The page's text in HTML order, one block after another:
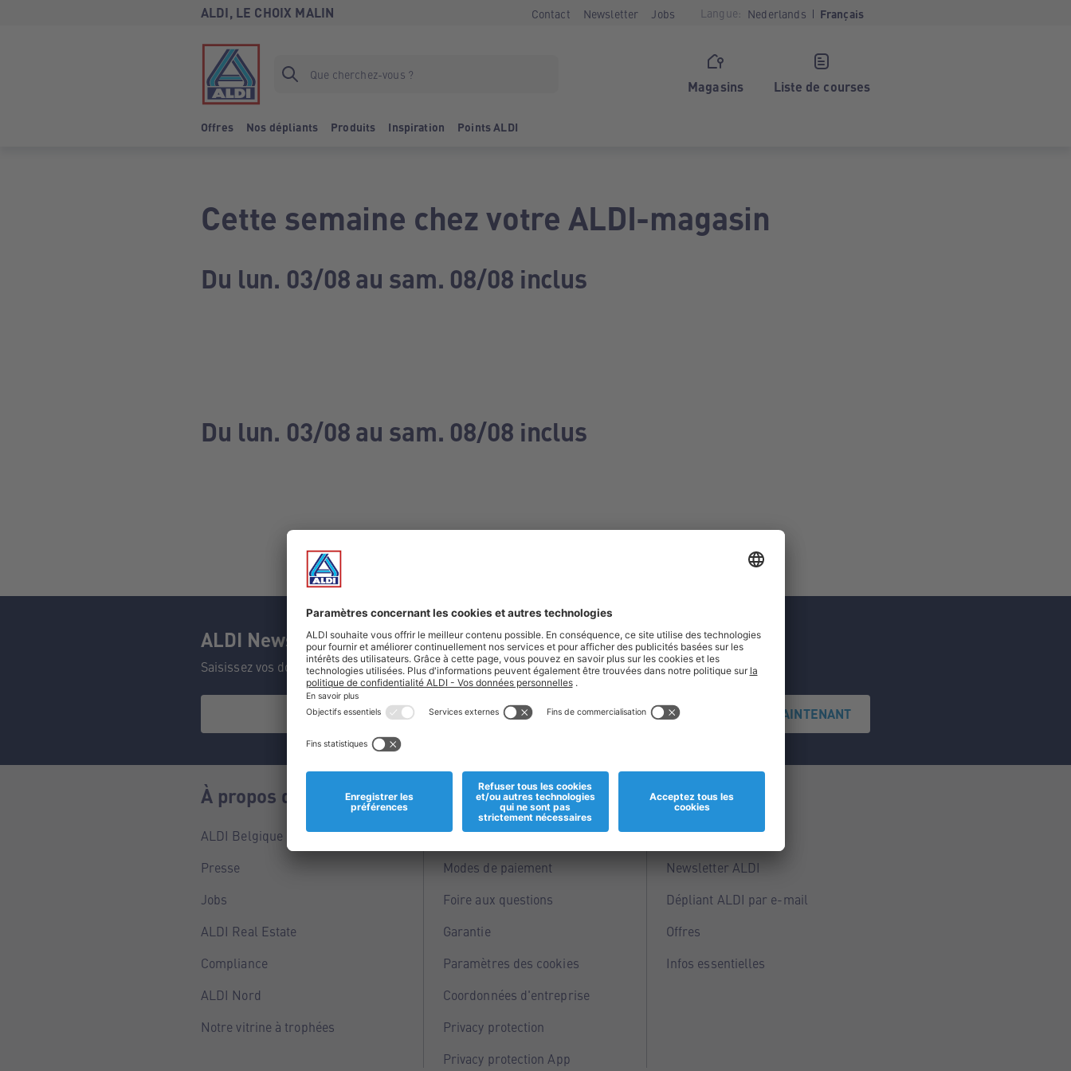
ALDI, LE CHOIX MALIN Contact Newsletter Jobs Langue: Nederlands Français
Magasins Liste de courses
Offres Nos dépliants Produits Inspiration Points ALDI
Cette semaine chez votre ALDI-magasin
Du lun. 03/08 au sam. 08/08 inclus
Du lun. 03/08 au sam. 08/08 inclus
ALDI Newsletter
Saisissez vos données et ne manquez aucune de nos offres.
S'INSCRIRE MAINTENANT
À propos de nous
ALDI Belgique
Presse
Jobs
ALDI Real Estate
Compliance
ALDI Nord
Notre vitrine à trophées
Informations
Magasins
Modes de paiement
Foire aux questions
Garantie
Paramètres des cookies
Coordonnées d'entreprise
Privacy protection
Privacy protection App
Service
Points ALDI
Newsletter ALDI
Dépliant ALDI par e-mail
Offres
Infos essentielles